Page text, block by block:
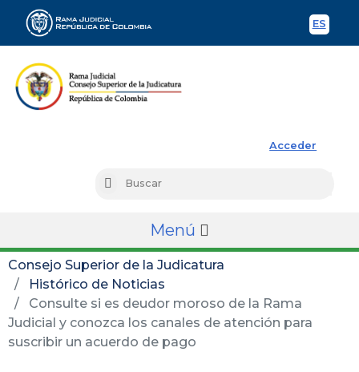
ES
Acceder
Buscar
Menú
Consejo Superior de la Judicatura
Histórico de Noticias
Consulte si es deudor moroso de la Rama
Judicial y conozca los canales de atención para
suscribir un acuerdo de pago